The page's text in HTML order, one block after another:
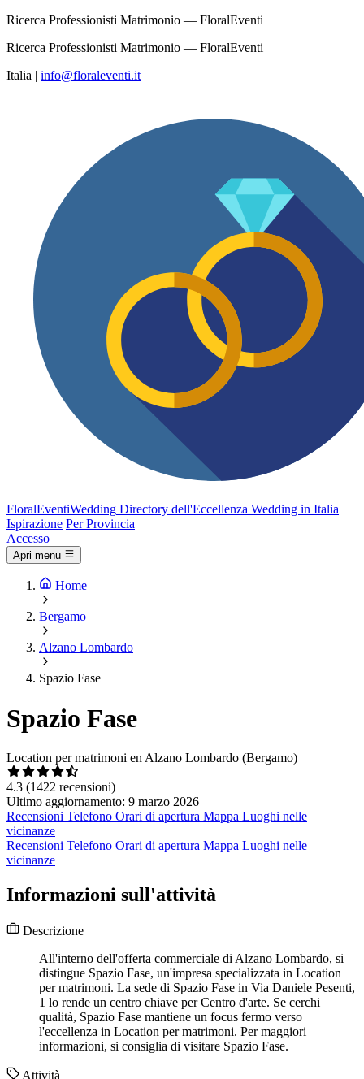
Ricerca Professionisti Matrimonio — FloralEventi
Ricerca Professionisti Matrimonio — FloralEventi
Italia | info@floraleventi.it
FloralEventiWedding Directory dell'Eccellenza Wedding in Italia
Ispirazione Per Provincia
Accesso
Apri menu
Home
Bergamo
Alzano Lombardo
Spazio Fase
Spazio Fase
Location per matrimoni en Alzano Lombardo (Bergamo)
4.3 (1422 recensioni)
Ultimo aggiornamento: 9 marzo 2026
Recensioni Telefono Orari di apertura Mappa Luoghi nelle
vicinanze
Recensioni Telefono Orari di apertura Mappa Luoghi nelle
vicinanze
Informazioni sull'attività
Descrizione
All'interno dell'offerta commerciale di Alzano Lombardo, si
distingue Spazio Fase, un'impresa specializzata in Location
per matrimoni. La sede di Spazio Fase in Via Daniele Pesenti,
1 lo rende un centro chiave per Centro d'arte. Se cerchi
qualità, Spazio Fase mantiene un focus fermo verso
l'eccellenza in Location per matrimoni. Per maggiori
informazioni, si consiglia di visitare Spazio Fase.
Attività